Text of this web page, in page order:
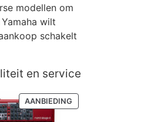
modellen om
wilt
schakelt
en service
AANBIEDING